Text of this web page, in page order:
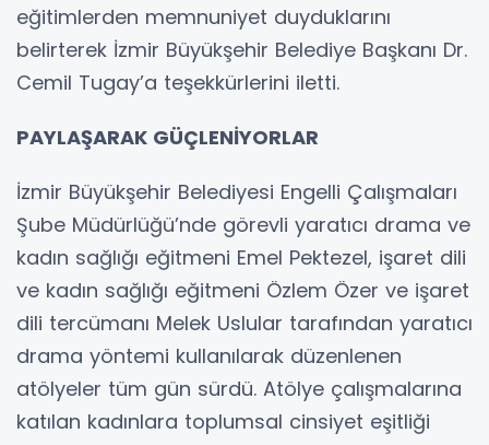
eğitimlerden memnuniyet duyduklarını
belirterek İzmir Büyükşehir Belediye Başkanı Dr.
Cemil Tugay’a teşekkürlerini iletti.
PAYLAŞARAK GÜÇLENİYORLAR
İzmir Büyükşehir Belediyesi Engelli Çalışmaları
Şube Müdürlüğü’nde görevli yaratıcı drama ve
kadın sağlığı eğitmeni Emel Pektezel, işaret dili
ve kadın sağlığı eğitmeni Özlem Özer ve işaret
dili tercümanı Melek Uslular tarafından yaratıcı
drama yöntemi kullanılarak düzenlenen
atölyeler tüm gün sürdü. Atölye çalışmalarına
katılan kadınlara toplumsal cinsiyet eşitliği